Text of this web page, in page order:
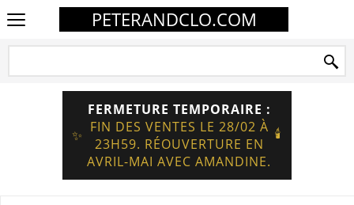
PETERANDCLO.COM
✨
FERMETURE TEMPORAIRE :
FIN DES VENTES LE 28/02 À
23H59. RÉOUVERTURE EN
AVRIL-MAI AVEC AMANDINE.
🕯️